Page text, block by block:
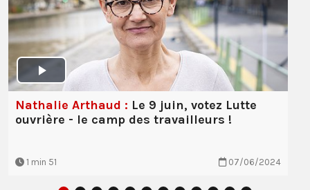
Nathalie Arthaud : Le 9 juin, votez Lutte
ouvrière - le camp des travailleurs !
1 min 51 07/06/2024